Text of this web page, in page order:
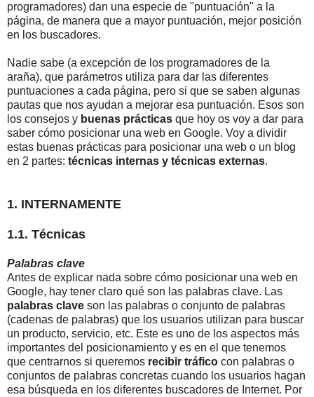
programadores) dan una especie de "puntuación" a la
página, de manera que a mayor puntuación, mejor posición
en los buscadores.
Nadie sabe (a excepción de los programadores de la
araña), que parámetros utiliza para dar las diferentes
puntuaciones a cada página, pero si que se saben algunas
pautas que nos ayudan a mejorar esa puntuación. Esos son
los consejos y buenas prácticas que hoy os voy a dar para
saber cómo posicionar una web en Google. Voy a dividir
estas buenas prácticas para posicionar una web o un blog
en 2 partes: técnicas internas y técnicas externas.
1. INTERNAMENTE
1.1. Técnicas
Palabras clave
Antes de explicar nada sobre cómo posicionar una web en
Google, hay tener claro qué son las palabras clave. Las
palabras clave son las palabras o conjunto de palabras
(cadenas de palabras) que los usuarios utilizan para buscar
un producto, servicio, etc. Este es uno de los aspectos más
importantes del posicionamiento y es en el que tenemos
que centrarnos si queremos recibir tráfico con palabras o
conjuntos de palabras concretas cuando los usuarios hagan
esa búsqueda en los diferentes buscadores de Internet. Por